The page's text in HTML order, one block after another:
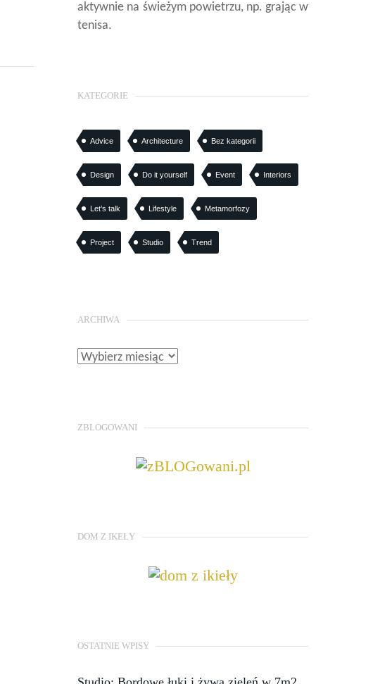
aktywnie na świeżym powietrzu, np. grając w
tenisa.
KATEGORIE
Advice Architecture Bez kategorii
Design Do it yourself Event Interiors
Let’s talk Lifestyle Metamorfozy
Project Studio Trend
ARCHIWA
ZBLOGOWANI
DOM Z IKEŁY
OSTATNIE WPISY